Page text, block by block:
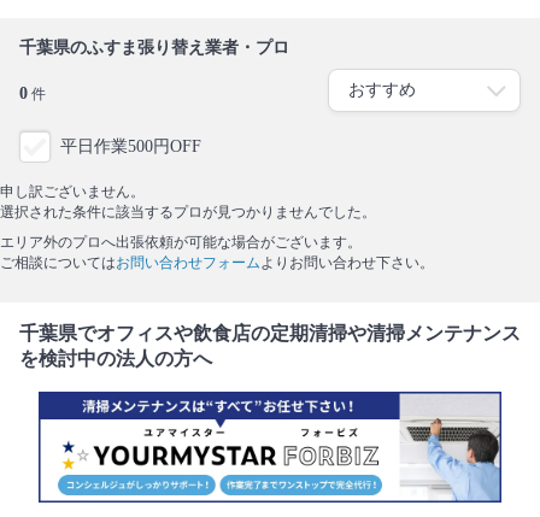
千葉県のふすま張り替え業者・プロ
0 件
平日作業500円OFF
申し訳ございません。
選択された条件に該当するプロが見つかりませんでした。
エリア外のプロへ出張依頼が可能な場合がございます。
ご相談についてはお問い合わせフォーム よりお問い合わせ下さい。
千葉県でオフィスや飲食店の定期清掃や清掃メンテナンス
を検討中の法人の方へ